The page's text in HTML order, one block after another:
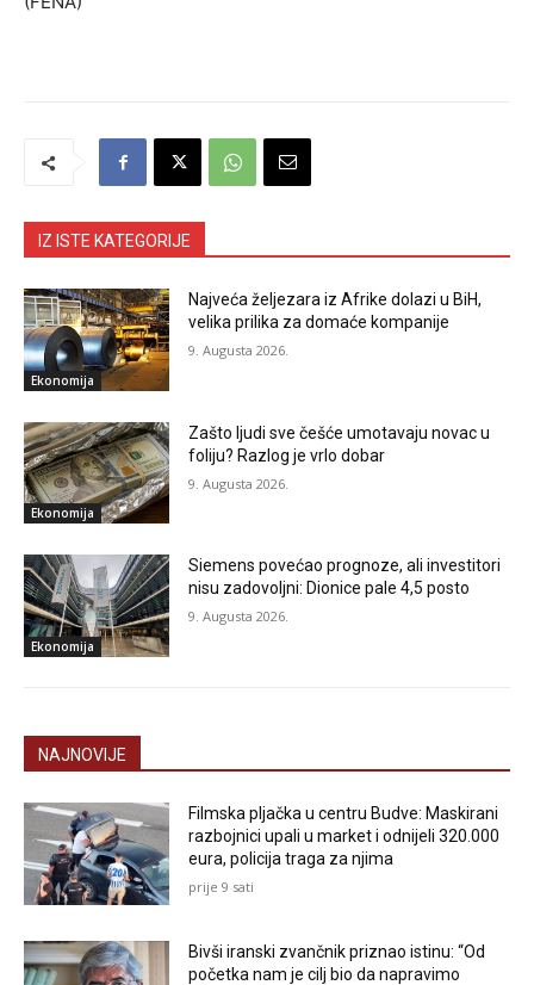
IZ ISTE KATEGORIJE
Ekonomija
Najveća željezara iz Afrike dolazi u BiH,
velika prilika za domaće kompanije
9. Augusta 2026.
Ekonomija
Zašto ljudi sve češće umotavaju novac u
foliju? Razlog je vrlo dobar
9. Augusta 2026.
Ekonomija
Siemens povećao prognoze, ali investitori
nisu zadovoljni: Dionice pale 4,5 posto
9. Augusta 2026.
NAJNOVIJE
Filmska pljačka u centru Budve: Maskirani
razbojnici upali u market i odnijeli 320.000
eura, policija traga za njima
prije 9 sati
Bivši iranski zvančnik priznao istinu: “Od
početka nam je cilj bio da napravimo